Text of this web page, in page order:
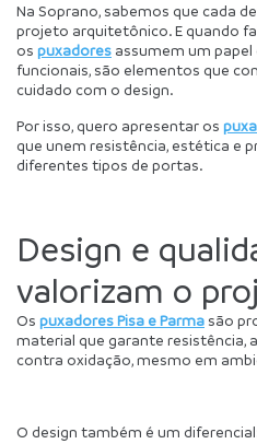
Na Soprano, sabemos que cada
projeto arquitetônico. E quando
os puxadores assumem um
funcionais, são elementos que
cuidado com o design.
Por isso, quero apresentar os
que unem resistência, estética e
diferentes tipos de portas.
Design e
valorizam o
Os puxadores Pisa e Parma são
material que garante resistência,
contra oxidação, mesmo em
O design também é um